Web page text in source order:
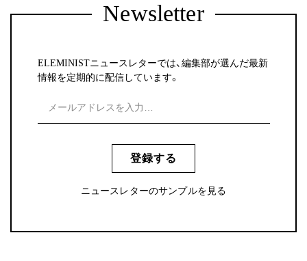
Newsletter
ELEMINISTニュースレターでは、編集部が選んだ最新
情報を定期的に配信しています。
登録する
ニュースレターのサンプルを見る